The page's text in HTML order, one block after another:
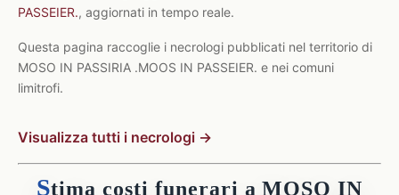
PASSEIER., aggiornati in tempo reale.
Questa pagina raccoglie i necrologi pubblicati nel territorio di
MOSO IN PASSIRIA .MOOS IN PASSEIER. e nei comuni
limitrofi.
Visualizza tutti i necrologi →
Stima costi funerari a MOSO IN